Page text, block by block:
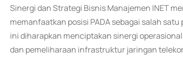
Sinergi dan Strategi Bisnis Manajemen INET
memanfaatkan posisi PADA sebagai salah
ini diharapkan menciptakan sinergi
dan pemeliharaan infrastruktur jaringan